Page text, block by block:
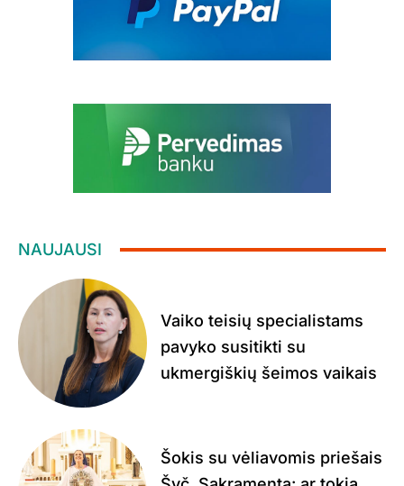
NAUJAUSI
Vaiko teisių specialistams
pavyko susitikti su
ukmergiškių šeimos vaikais
Šokis su vėliavomis priešais